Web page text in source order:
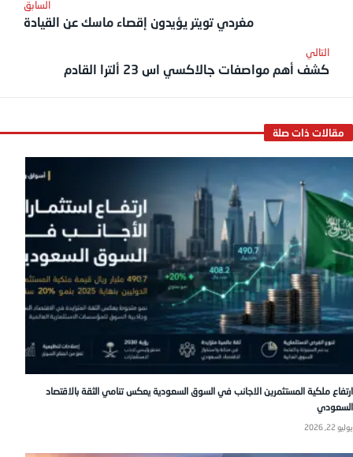
مغردي تويتر يؤيدون إقصاء ماسك عن القيادة
كشف أهم مواصفات جالاكسي اس 23 ألترا القادم
ارتفاع ملكية المستثمرين الاجانب في السوق السعودية يعكس تنامي الثقة بالاقتصاد
السعودي
يوليو 22, 2026